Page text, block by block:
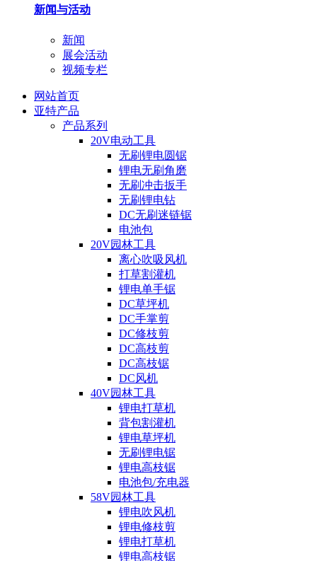
新闻与活动
新闻
展会活动
视频专栏
网站首页
亚特产品
产品系列
20V电动工具
无刷锂电圆锯
锂电无刷角磨
无刷冲击扳手
无刷锂电钻
DC无刷迷链锯
电池包
20V园林工具
离心吹吸风机
打草割灌机
锂电单手锯
DC草坪机
DC手掌剪
DC修枝剪
DC高枝剪
DC高枝锯
DC风机
40V园林工具
锂电打草机
背包割灌机
锂电草坪机
无刷锂电锯
锂电高枝锯
电池包/充电器
58V园林工具
锂电吹风机
锂电修枝剪
锂电打草机
锂电高枝锯